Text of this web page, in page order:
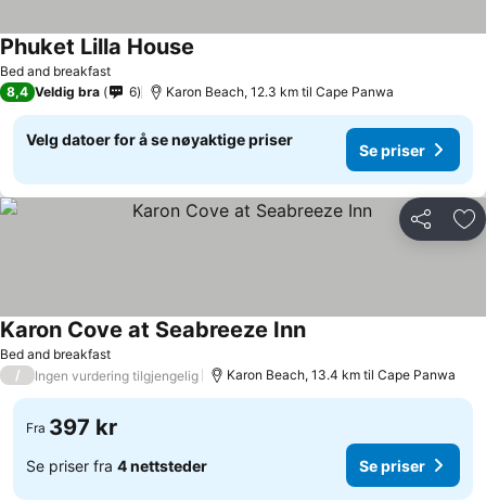
Bed and breakfast
Phuket Lilla House
8,4 Veldig bra 6 Karon Beach, 12.3 km til Cape Panwa
Velg datoer for å se nøyaktige priser
Se priser
Del
Bed and breakfast
Karon Cove at Seabreeze InnSe priser
/ Ingen vurdering tilgjengelig Karon Beach, 13.4 km til Cape Panwa
Fra 397 kr
Se priser fra 4 nettsteder Se priser